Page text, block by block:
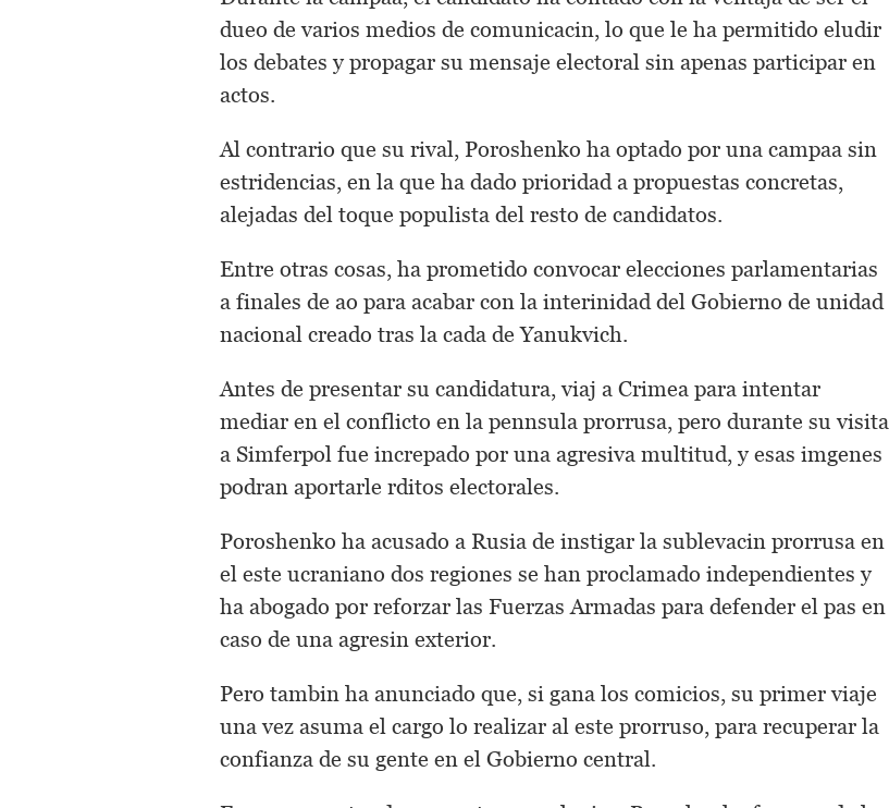
dueo de varios medios de comunicacin, lo que le ha permitido eludir
los debates y propagar su mensaje electoral sin apenas participar en
actos.
Al contrario que su rival, Poroshenko ha optado por una campaa sin
estridencias, en la que ha dado prioridad a propuestas concretas,
alejadas del toque populista del resto de candidatos.
Entre otras cosas, ha prometido convocar elecciones parlamentarias
a finales de ao para acabar con la interinidad del Gobierno de unidad
nacional creado tras la cada de Yanukvich.
Antes de presentar su candidatura, viaj a Crimea para intentar
mediar en el conflicto en la pennsula prorrusa, pero durante su visita
a Simferpol fue increpado por una agresiva multitud, y esas imgenes
podran aportarle rditos electorales.
Poroshenko ha acusado a Rusia de instigar la sublevacin prorrusa en
el este ucraniano dos regiones se han proclamado independientes y
ha abogado por reforzar las Fuerzas Armadas para defender el pas en
caso de una agresin exterior.
Pero tambin ha anunciado que, si gana los comicios, su primer viaje
una vez asuma el cargo lo realizar al este prorruso, para recuperar la
confianza de su gente en el Gobierno central.